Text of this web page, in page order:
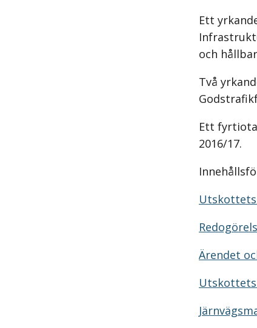
Ett
och
Två
Ett
2016/17.
Ärendet
Utskottets